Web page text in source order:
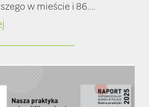
w mieście i 86....